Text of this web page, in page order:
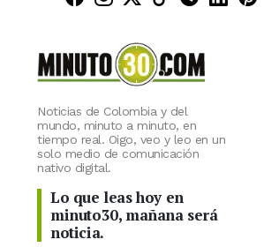
Noticias de Colombia y del
mundo, minuto a minuto, en
tiempo real. Oigo, veo y leo en un
solo medio de comunicación
nativo digital.
Lo que leas hoy en
minuto30, mañana será
noticia.